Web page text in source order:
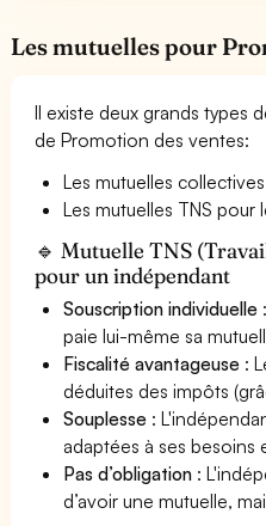
Les mutuelles pour
Il existe deux grands types
de Promotion des ventes:
Les mutuelles collectives
Les mutuelles TNS pour
🔹 Mutuelle TNS
pour un indépendant
Souscription individuelle
paie lui-même sa
Fiscalité avantageuse :
déduites des impôts
Souplesse :
adaptées à ses besoins
Pas d’obligation :
d’avoir une mutuelle,